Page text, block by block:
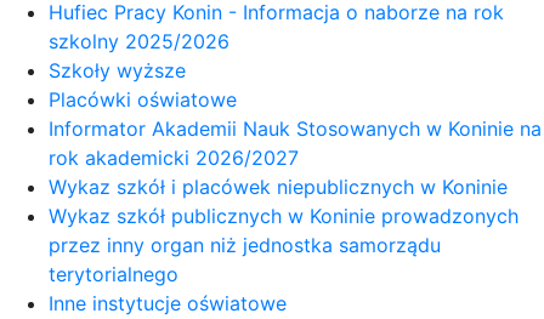
Hufiec Pracy Konin - Informacja o naborze na rok
szkolny 2025/2026
Szkoły wyższe
Placówki oświatowe
Informator Akademii Nauk Stosowanych w Koninie na
rok akademicki 2026/2027
Wykaz szkół i placówek niepublicznych w Koninie
Wykaz szkół publicznych w Koninie prowadzonych
przez inny organ niż jednostka samorządu
terytorialnego
Inne instytucje oświatowe